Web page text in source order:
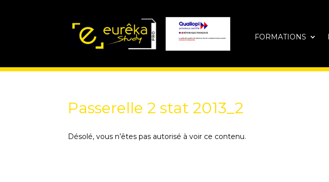
FORMATIONS
Passerelle 2 stat 2013_2
Désolé, vous n’êtes pas autorisé à voir ce contenu.